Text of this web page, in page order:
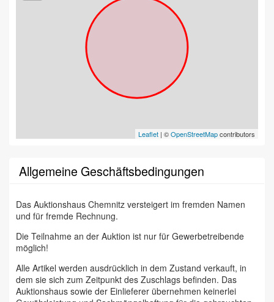
Leaflet | ©OpenStreetMapcontributors
Allgemeine Geschäftsbedingungen
Das Auktionshaus Chemnitz versteigert im fremden Namen
und für fremde Rechnung.
Die Teilnahme an der Auktion ist nur für Gewerbetreibende
möglich!
Alle Artikel werden ausdrücklich in dem Zustand verkauft, in
dem sie sich zum Zeitpunkt des Zuschlags befinden. Das
Auktionshaus sowie der Einlieferer übernehmen keinerlei